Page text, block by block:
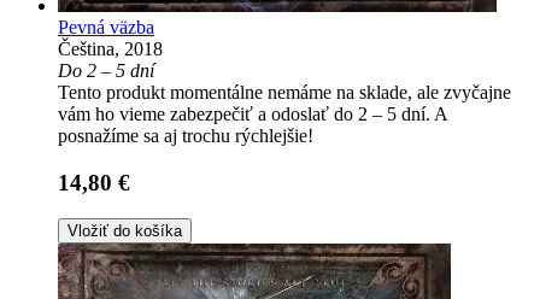
Pevná väzba
Čeština, 2018
Do 2 – 5 dní
Tento produkt momentálne nemáme na sklade, ale zvyčajne
vám ho vieme zabezpečiť a odoslať do 2 – 5 dní. A
posnažíme sa aj trochu rýchlejšie!
14,80 €
Vložiť do košíka